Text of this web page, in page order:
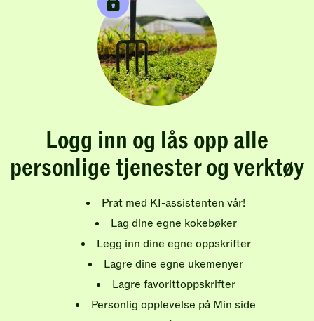
Logg inn og lås opp alle
personlige tjenester og verktøy
Prat med KI-assistenten vår!
Lag dine egne kokebøker
Legg inn dine egne oppskrifter
Lagre dine egne ukemenyer
Lagre favorittoppskrifter
Personlig opplevelse på Min side